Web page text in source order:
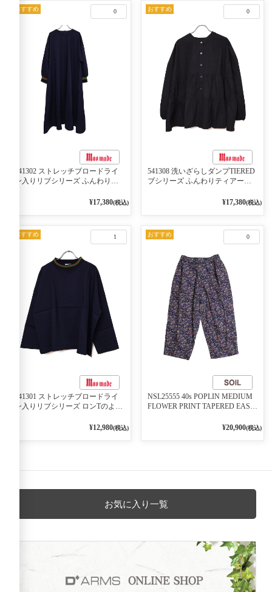
0
おすすめ
541302 ストレッチブロードライ
ン入りリブシリーズ ふんわりス
¥17,380(税込)
0
おすすめ
541308 洗いざらしダンプTIERED
ブシリーズ ふんわりティアード
¥17,380(税込)
1
おすすめ
541301 ストレッチブロードライ
ン入りリブシリーズ ロンTのよう
プルオーバー 79ネイビー¥12,980(税込)
0
おすすめ
NSL25555 40s POPLIN MEDIUM
FLOWER PRINT TAPERED EASY
¥20,900(税込)
お気に入り一覧